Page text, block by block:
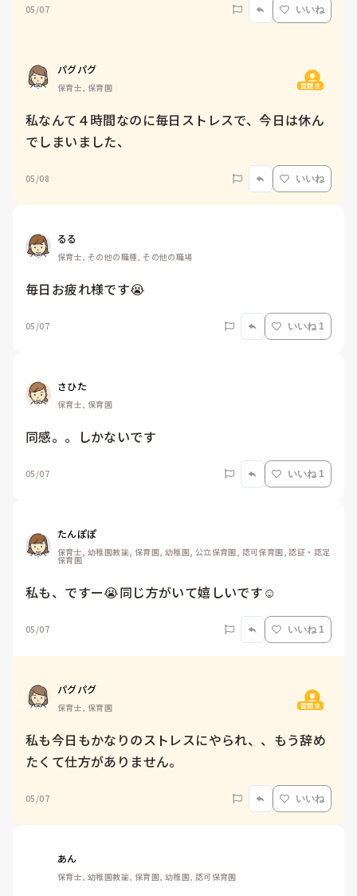
05/07 いいね
パグパグ
保育士, 保育園 質問主
私なんて４時間なのに毎日ストレスで、今日は休ん
05/08 いいね
るる
保育士, その他の職種, その他の職場
毎日お疲れ様です😭
05/07 いいね 1
さひた
保育士, 保育園
同感。。しかないです
05/07 いいね 1
たんぽぽ
保育士, 幼稚園教諭, 保育園, 幼稚園, 公立保育園, 認可保育園, 認証・認定
保育園
私も、ですー😭同じ方がいて嬉しいです☺️
05/07 いいね 1
パグパグ
保育士, 保育園 質問主
私も今日もかなりのストレスにやられ、、もう辞め
たくて仕方がありません。
05/07 いいね
あん
保育士, 幼稚園教諭, 保育園, 幼稚園, 認可保育園